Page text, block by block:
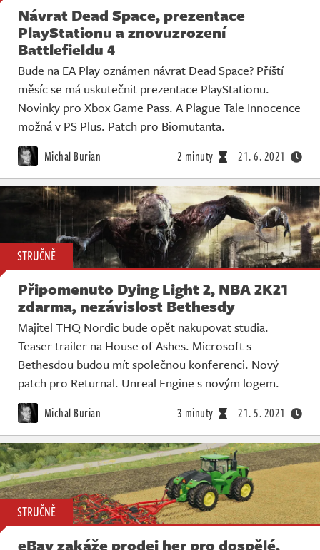
Návrat Dead Space, prezentace
PlayStationu a znovuzrození
Battlefieldu 4
Bude na EA Play oznámen návrat Dead Space? Příští
měsíc se má uskutečnit prezentace PlayStationu.
Novinky pro Xbox Game Pass. A Plague Tale Innocence
možná v PS Plus. Patch pro Biomutanta.
Michal Burian 2 minuty 21. 6. 2021
STRUČNĚ
Připomenuto Dying Light 2, NBA 2K21
zdarma, nezávislost Bethesdy
Majitel THQ Nordic bude opět nakupovat studia.
Teaser trailer na House of Ashes. Microsoft s
Bethesdou budou mít společnou konferenci. Nový
patch pro Returnal. Unreal Engine s novým logem.
Michal Burian 3 minuty 21. 5. 2021
STRUČNĚ
eBay zakáže prodej her pro dospělé,